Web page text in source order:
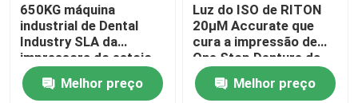
650KG máquina
industrial de Dental
Industry SLA da
impressora do estojo
compacto DLMS 3D
Melhor preço
Luz do ISO de RITON
20μM Accurate que
cura a impressão de
One Stop Denture da
impressora 3D
Melhor preço